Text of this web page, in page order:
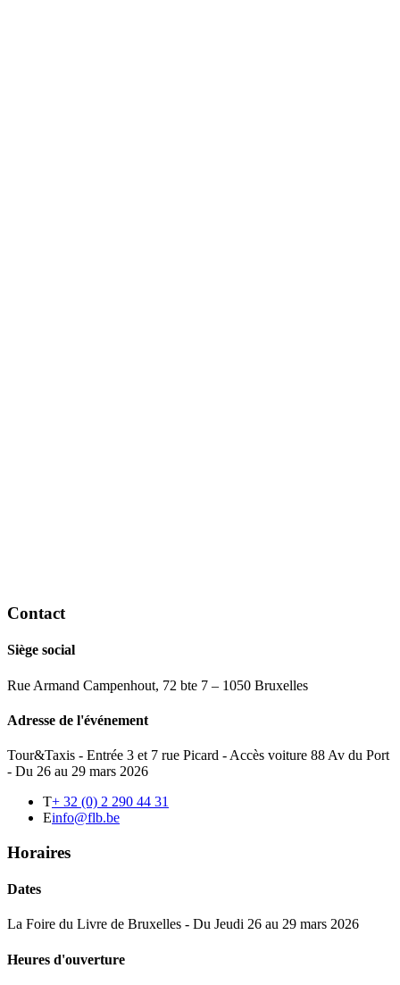
Contact
Siège social
Rue Armand Campenhout, 72 bte 7 – 1050 Bruxelles
Adresse de l'événement
Tour&Taxis - Entrée 3 et 7 rue Picard - Accès voiture 88 Av du Port
- Du 26 au 29 mars 2026
T+ 32 (0) 2 290 44 31
Einfo@flb.be
Horaires
Dates
La Foire du Livre de Bruxelles - Du Jeudi 26 au 29 mars 2026
Heures d'ouverture